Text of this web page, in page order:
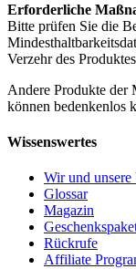
Erforderliche
Bitte prüfen Sie die
Verzehr des
Andere Produkte der
können bedenkenlos
Wissenswertes
Wir und
Glossar
Magazin
Rückrufe
Affiliate